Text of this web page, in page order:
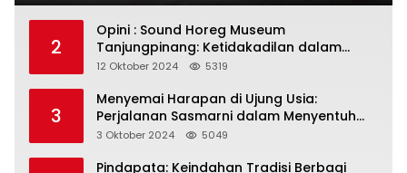
2
Opini : Sound Horeg Museum
Tanjungpinang: Ketidakadilan dalam
Representasi
12 Oktober 2024 5319
3
Menyemai Harapan di Ujung Usia:
Perjalanan Sasmarni dalam Menyentuh
Hati dan Jiwa
3 Oktober 2024 5049
Pindapata: Keindahan Tradisi Berbagi